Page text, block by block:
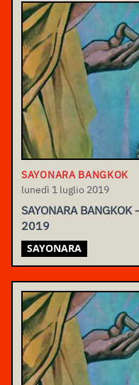
SAYONARA BANGKOK
lunedì 1 luglio 2019
SAYONARA BANGKOK
2019
SAYONARA